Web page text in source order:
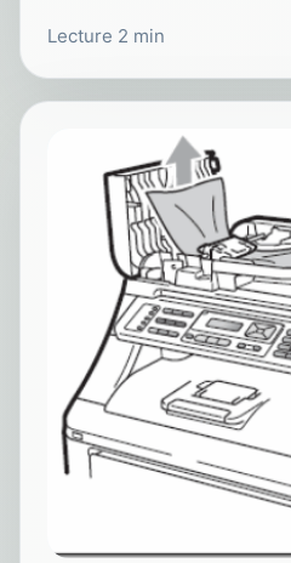
Lecture 2 min